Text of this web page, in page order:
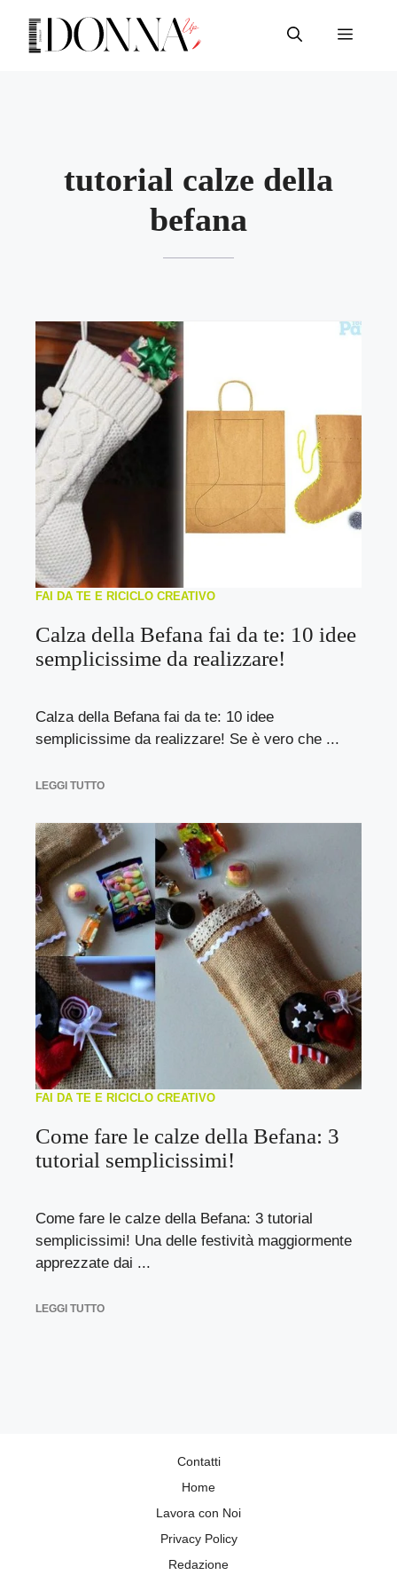
contenuto
Menu
tutorial calze della
befana
FAI DA TE E RICICLO CREATIVO
Calza della Befana fai da te: 10 idee
semplicissime da realizzare!
Calza della Befana fai da te: 10 idee
semplicissime da realizzare! Se è vero che ...
LEGGI TUTTO
FAI DA TE E RICICLO CREATIVO
Come fare le calze della Befana: 3
tutorial semplicissimi!
Come fare le calze della Befana: 3 tutorial
semplicissimi! Una delle festività maggiormente
apprezzate dai ...
LEGGI TUTTO
Contatti
Home
Lavora con Noi
Privacy Policy
Redazione